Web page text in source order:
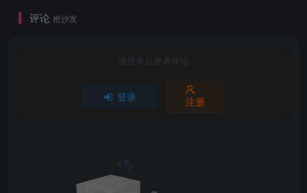
评论 抢沙发
请登录后发表评论
登录 注册